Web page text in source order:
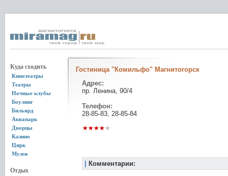
Куда сходить
Кинотеатры
Театры
Ночные клубы
Боулинг
Бильярд
Аквапарк
Дворцы
Казино
Цирк
Музеи
Отдых
Гостиница "Комильфо" Магнитогорск
Адрес:
пр. Ленина, 90/4
Телефон:
28-85-83, 28-85-84
Комментарии: